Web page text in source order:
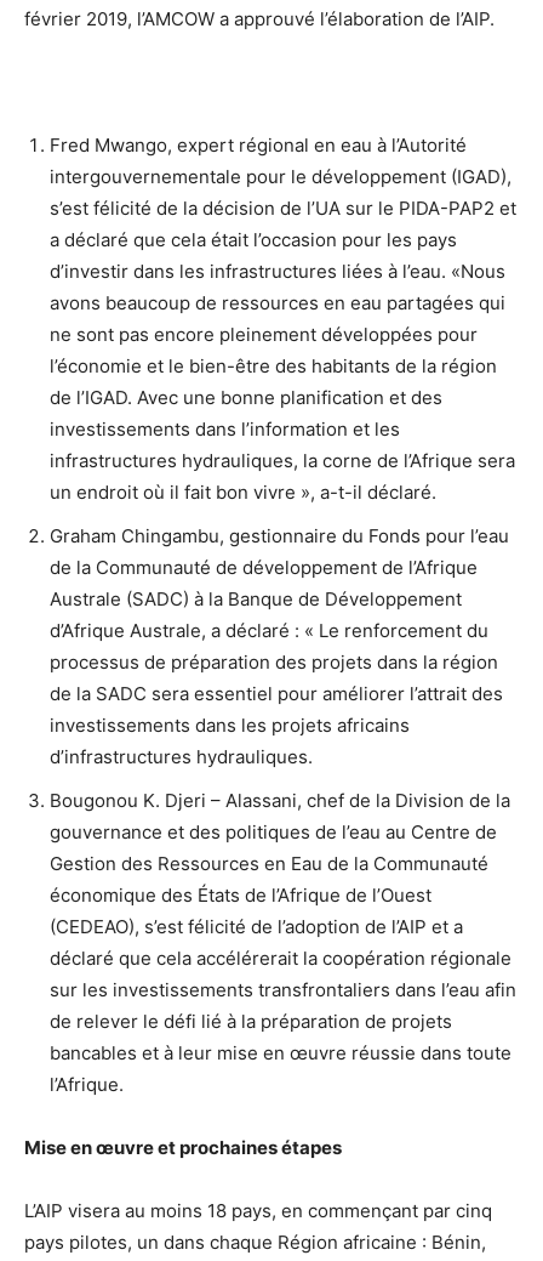
février 2019, l’AMCOW a approuvé l’élaboration de l’AIP.
Fred Mwango, expert régional en eau à l’Autorité
intergouvernementale pour le développement (IGAD),
s’est félicité de la décision de l’UA sur le PIDA-PAP2 et
a déclaré que cela était l’occasion pour les pays
d’investir dans les infrastructures liées à l’eau. «Nous
avons beaucoup de ressources en eau partagées qui
ne sont pas encore pleinement développées pour
l’économie et le bien-être des habitants de la région
de l’IGAD. Avec une bonne planification et des
investissements dans l’information et les
infrastructures hydrauliques, la corne de l’Afrique sera
un endroit où il fait bon vivre », a-t-il déclaré.
Graham Chingambu, gestionnaire du Fonds pour l’eau
de la Communauté de développement de l’Afrique
Australe (SADC) à la Banque de Développement
d’Afrique Australe, a déclaré : « Le renforcement du
processus de préparation des projets dans la région
de la SADC sera essentiel pour améliorer l’attrait des
investissements dans les projets africains
d’infrastructures hydrauliques.
Bougonou K. Djeri – Alassani, chef de la Division de la
gouvernance et des politiques de l’eau au Centre de
Gestion des Ressources en Eau de la Communauté
économique des États de l’Afrique de l’Ouest
(CEDEAO), s’est félicité de l’adoption de l’AIP et a
déclaré que cela accélérerait la coopération régionale
sur les investissements transfrontaliers dans l’eau afin
de relever le défi lié à la préparation de projets
bancables et à leur mise en œuvre réussie dans toute
l’Afrique.
Mise en œuvre et prochaines étapes
L’AIP visera au moins 18 pays, en commençant par cinq
pays pilotes, un dans chaque Région africaine : Bénin,